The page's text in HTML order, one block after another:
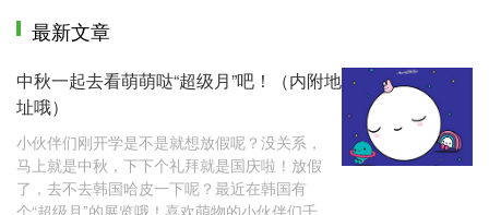
最新文章
中秋一起去看萌萌哒“超级月”吧！（内附地
址哦）
小伙伴们刚开学是不是就想放假呢？没关系，
马上就是中秋，下下个礼拜就是国庆啦！放假
了，去不去韩国哈皮一下呢？最近在韩国有
个“超级月”的展览哦！喜欢萌物的小伙伴们千